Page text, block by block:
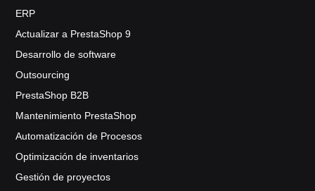
ERP
Actualizar a PrestaShop 9
Desarrollo de software
Outsourcing
PrestaShop B2B
Mantenimiento PrestaShop
Automatización de Procesos
Optimización de inventarios
Gestión de proyectos